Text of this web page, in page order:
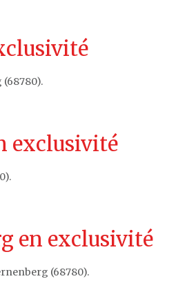
exclusivité
en exclusivité
(68780).